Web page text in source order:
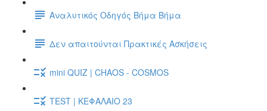
Αναλυτικός Οδηγός Βήμα Βήμα
Δεν απαιτούνται Πρακτικές Ασκήσεις
mini QUIZ | CHAOS - COSMOS
TEST | ΚΕΦΑΛΑΙΟ 23